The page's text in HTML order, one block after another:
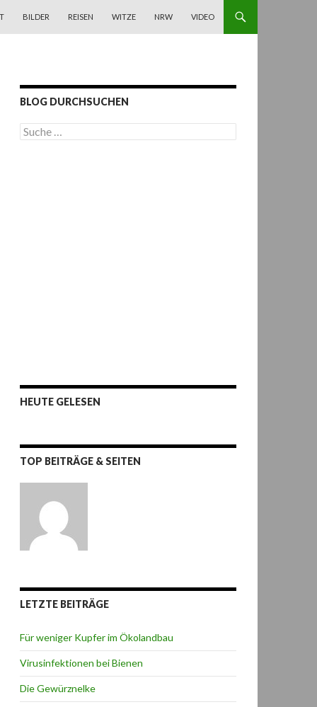
BILDER REISEN WITZE NRW VIDEO
BLOG DURCHSUCHEN
S
u
HEUTE GELESEN
TOP BEITRÄGE & SEITEN
LETZTE BEITRÄGE
Für weniger Kupfer im Ökolandbau
Virusinfektionen bei Bienen
Die Gewürznelke